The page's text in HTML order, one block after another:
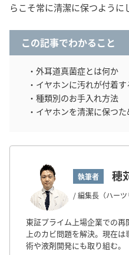
らこそ常に清潔に保つように
この記事でわかること
・外耳道真菌症とは何か
・イヤホンに汚れが付着
・種類別のお手入れ方法
・イヤホンを清潔に保つ
執筆者 穂
/ 編集長（ハーツ
東証プライム上場企業での再
上のカビ問題を解決。現在
術や液剤開発にも取り組む。